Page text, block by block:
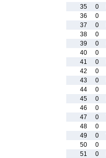
35
0
36
0
37
0
38
0
39
0
40
0
41
0
42
0
43
0
44
0
45
0
46
0
47
0
48
0
49
0
50
0
51
0